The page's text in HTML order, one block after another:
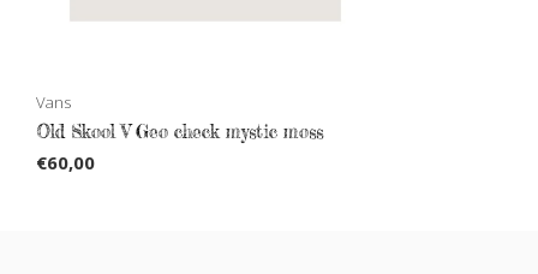
Vans
Old Skool V Geo check mystic moss
€60,00